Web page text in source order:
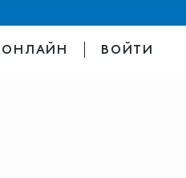
ОНЛАЙН ВОЙТИ